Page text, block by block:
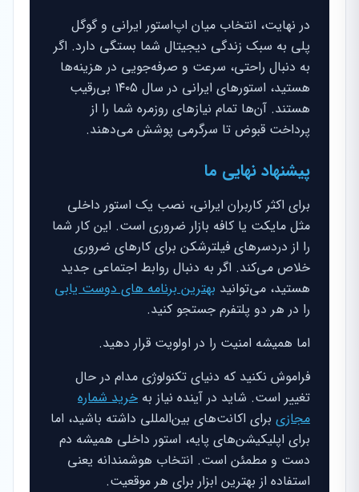
در نهایت، انتخاب میان اپ‌استور ایرانی و گوگل
پلی به سبک زندگی دیجیتال شما بستگی دارد. اگر
به دنبال راحتی، سرعت و صرفه‌جویی در هزینه‌ها
هستید، استورهای ایرانی در سال ۱۴۰۵ بی‌رقیب
هستند. آن‌ها تمام نیازهای روزمره شما را از
پرداخت قبوض تا سرگرمی پوشش می‌دهند.
پیشنهاد نهایی ما
برای اکثر کاربران ایرانی، نصب یک استور داخلی
مثل مایکت یا کافه بازار ضروری است. این کار شما
را از دردسرهای فیلترشکن برای کارهای ضروری
خلاص می‌کند. اگر به دنبال روابط اجتماعی جدید
هستید، می‌توانید بهترین برنامه های دوست یابی
را در هر دو پلتفرم جستجو کنید.
اما همیشه امنیت را در اولویت قرار دهید.
فراموش نکنید که دنیای تکنولوژی مدام در حال
تغییر است. شاید در آینده نیاز به خرید شماره
مجازی برای اکانت‌های بین‌المللی داشته باشید، اما
برای اپلیکیشن‌های پایه، استور داخلی همیشه دم
دست و مطمئن است. انتخاب هوشمندانه یعنی
استفاده از بهترین ابزار برای هر موقعیت.